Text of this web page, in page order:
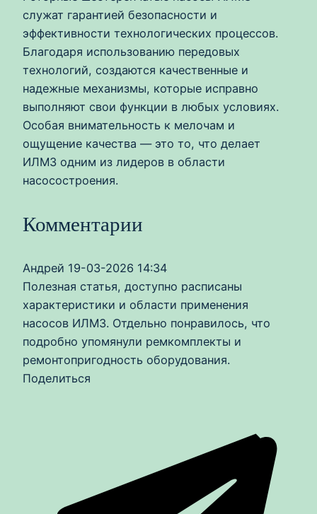
служат гарантией безопасности и
эффективности технологических процессов.
Благодаря использованию передовых
технологий, создаются качественные и
надежные механизмы, которые исправно
выполняют свои функции в любых условиях.
Особая внимательность к мелочам и
ощущение качества — это то, что делает
ИЛМЗ одним из лидеров в области
насосостроения.
Комментарии
Андрей 19-03-2026 14:34
Полезная статья, доступно расписаны
характеристики и области применения
насосов ИЛМЗ. Отдельно понравилось, что
подробно упомянули ремкомплекты и
ремонтопригодность оборудования.
Поделиться